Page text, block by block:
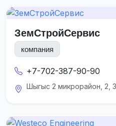
ЗемСтройСервис
компания
+7-702-387-90-90
Шыгыс 2 микрорайон, 2,